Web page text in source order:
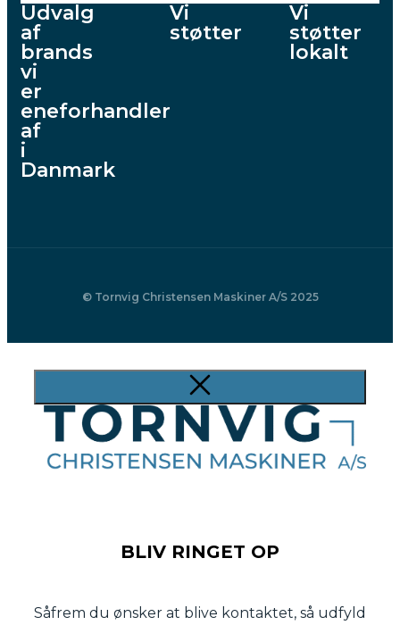
Udvalg
af
brands
vi
er
eneforhandler
af
i
Danmark
Vi
støtter
Vi
støtter
lokalt
© Tornvig Christensen Maskiner A/S 2025
BLIV RINGET OP
Såfrem du ønsker at blive kontaktet, så udfyld